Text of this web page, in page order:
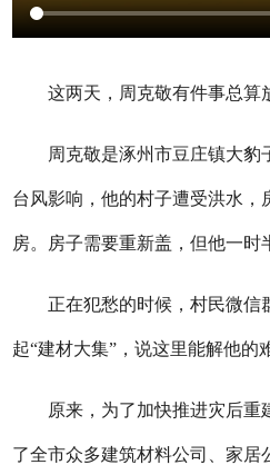
这两天，周克敬有件事总算
周克敬是涿州市豆庄镇大豹
台风影响，他的村子遭受洪水，
房。房子需要重新盖，但他一时
正在犯愁的时候，村民微信
起“建材大集”，说这里能解他的
原来，为了加快推进灾后重
了全市众多建筑材料公司、家居